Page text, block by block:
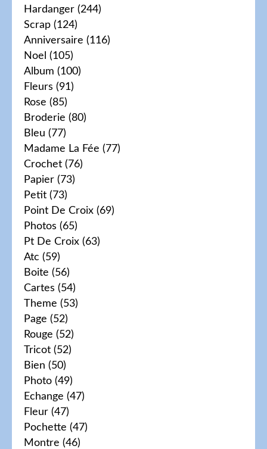
Hardanger (244)
Scrap (124)
Anniversaire (116)
Noel (105)
Album (100)
Fleurs (91)
Rose (85)
Broderie (80)
Bleu (77)
Madame La Fée (77)
Crochet (76)
Papier (73)
Petit (73)
Point De Croix (69)
Photos (65)
Pt De Croix (63)
Atc (59)
Boite (56)
Cartes (54)
Theme (53)
Page (52)
Rouge (52)
Tricot (52)
Bien (50)
Photo (49)
Echange (47)
Fleur (47)
Pochette (47)
Montre (46)